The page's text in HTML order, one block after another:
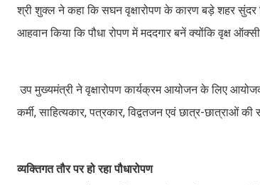
श्री शुक्ल ने कहा कि सघन वृक्षारोपण के कारण बड़े शहर सुंदर
आहवान किया कि पौधा रोपण में मददगार बनें क्योंकि वृक्ष
उप मुख्यमंत्री ने वृक्षारोपण कार्यक्रम आयोजन के लिए
कर्मी, साहित्यकार, पत्रकार, विद्वतजन एवं छात्र-छात्राओं की
व्यक्तिगत तौर पर हो रहा पौधारोपण